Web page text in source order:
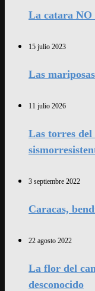
La catara NO
15 julio 2023
Las
11 julio 2026
Las torres
3 septiembre 2022
Caracas,
22 agosto 2022
La flor del
desconocido